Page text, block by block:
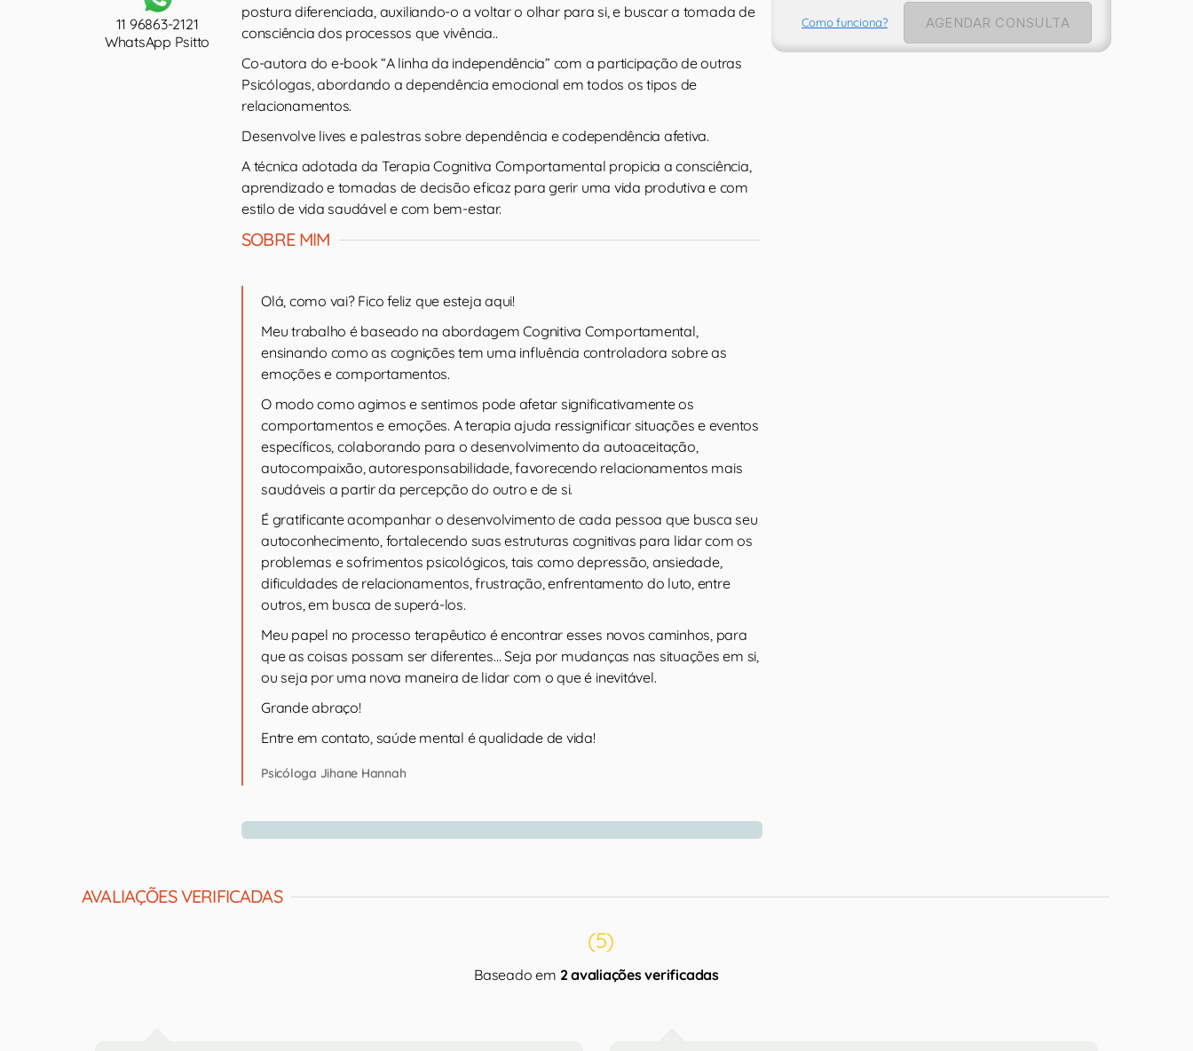
11 96863-2121
WhatsApp Psitto
postura diferenciada, auxiliando-o a voltar o olhar para si, e buscar a tomada de
consciência dos processos que vivência..
Co-autora do e-book “A linha da independência” com a participação de outras
Psicólogas, abordando a dependência emocional em todos os tipos de
relacionamentos.
Desenvolve lives e palestras sobre dependência e codependência afetiva.
A técnica adotada da Terapia Cognitiva Comportamental propicia a consciência,
aprendizado e tomadas de decisão eficaz para gerir uma vida produtiva e com
estilo de vida saudável e com bem-estar.
SOBRE MIM
Olá, como vai? Fico feliz que esteja aqui!
Meu trabalho é baseado na abordagem Cognitiva Comportamental,
ensinando como as cognições tem uma influência controladora sobre as
emoções e comportamentos.
O modo como agimos e sentimos pode afetar significativamente os
comportamentos e emoções. A terapia ajuda ressignificar situações e eventos
específicos, colaborando para o desenvolvimento da autoaceitação,
autocompaixão, autoresponsabilidade, favorecendo relacionamentos mais
saudáveis a partir da percepção do outro e de si.
É gratificante acompanhar o desenvolvimento de cada pessoa que busca seu
autoconhecimento, fortalecendo suas estruturas cognitivas para lidar com os
problemas e sofrimentos psicológicos, tais como depressão, ansiedade,
dificuldades de relacionamentos, frustração, enfrentamento do luto, entre
outros, em busca de superá-los.
Meu papel no processo terapêutico é encontrar esses novos caminhos, para
que as coisas possam ser diferentes… Seja por mudanças nas situações em si,
ou seja por uma nova maneira de lidar com o que é inevitável.
Grande abraço!
Entre em contato, saúde mental é qualidade de vida!
Psicóloga Jihane Hannah
Como funciona? AGENDAR CONSULTA
AVALIAÇÕES VERIFICADAS
(5)
Baseado em 2 avaliações verificadas